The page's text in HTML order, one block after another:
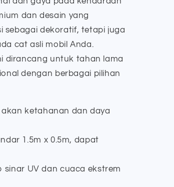
dan desain yang
sebagai dekoratif, tetapi juga
cat asli mobil Anda.
dirancang untuk tahan lama
dengan berbagai pilihan
ketahanan dan daya
1.5m x 0.5m, dapat
UV dan cuaca ekstrem